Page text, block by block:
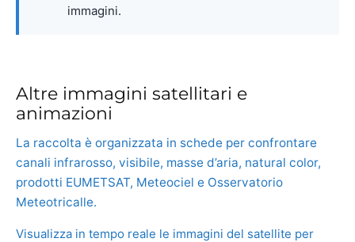
immagini.
Altre immagini satellitari e
animazioni
La raccolta è organizzata in schede per confrontare
canali infrarosso, visibile, masse d’aria, natural color,
prodotti EUMETSAT, Meteociel e Osservatorio
Meteotricalle.
Visualizza in tempo reale le immagini del satellite per